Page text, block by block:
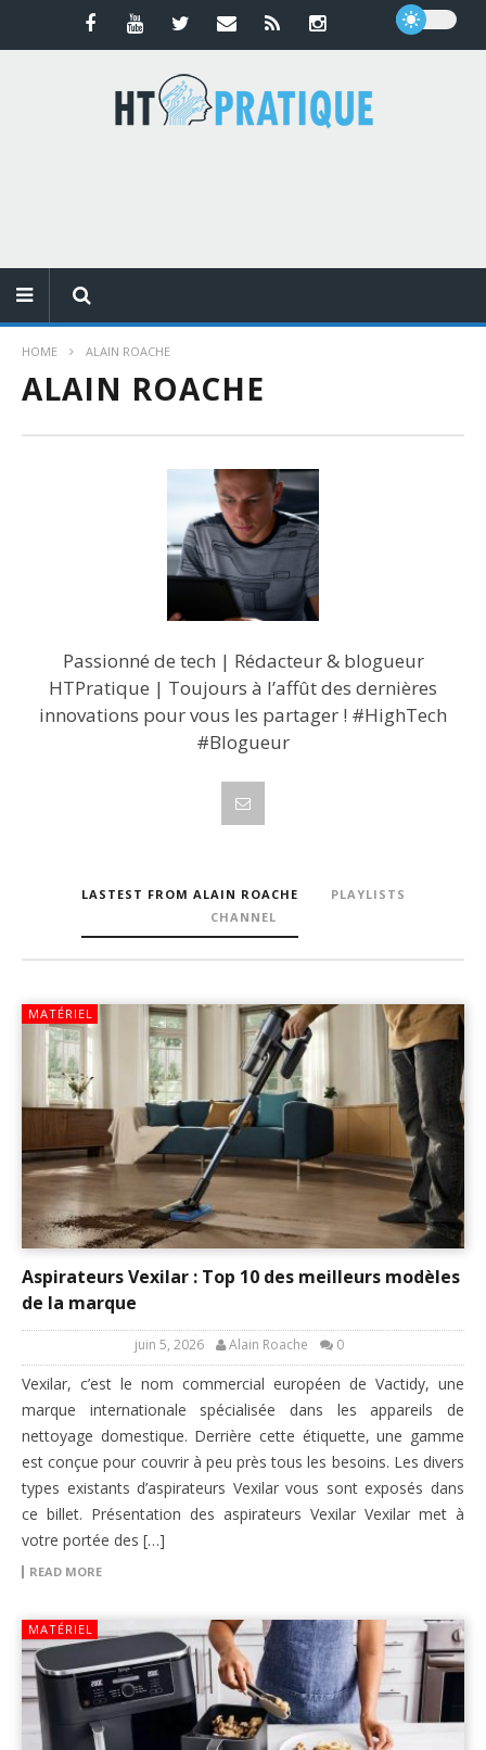
HOME ALAIN ROACHE
ALAIN ROACHE
Passionné de tech | Rédacteur & blogueur
HTPratique | Toujours à l’affût des dernières
innovations pour vous les partager ! #HighTech
#Blogueur
LASTEST FROM ALAIN ROACHE
PLAYLISTS
CHANNEL
MATÉRIEL
Aspirateurs Vexilar : Top 10 des meilleurs modèles
de la marque
juin 5, 2026 Alain Roache 0
Vexilar, c’est le nom commercial européen de Vactidy, une
marque internationale spécialisée dans les appareils de
nettoyage domestique. Derrière cette étiquette, une gamme
est conçue pour couvrir à peu près tous les besoins. Les divers
types existants d’aspirateurs Vexilar vous sont exposés dans
ce billet. Présentation des aspirateurs Vexilar Vexilar met à
votre portée des […]
READ MORE
MATÉRIEL